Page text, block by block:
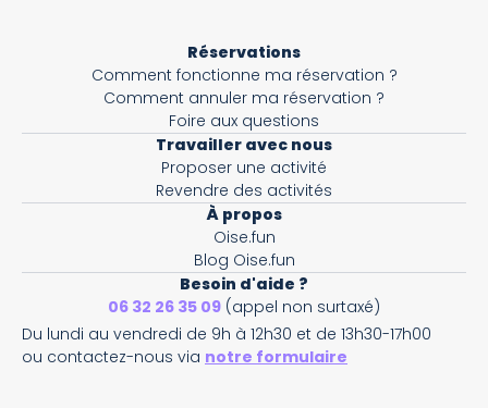
Réservations
Comment fonctionne ma réservation ?
Comment annuler ma réservation ?
Foire aux questions
Travailler avec nous
Proposer une activité
Revendre des activités
À propos
Oise.fun
Blog Oise.fun
Besoin d'aide ?
06 32 26 35 09 (appel non surtaxé)
Du lundi au vendredi de 9h à 12h30 et de 13h30-17h00
ou contactez-nous via notre formulaire